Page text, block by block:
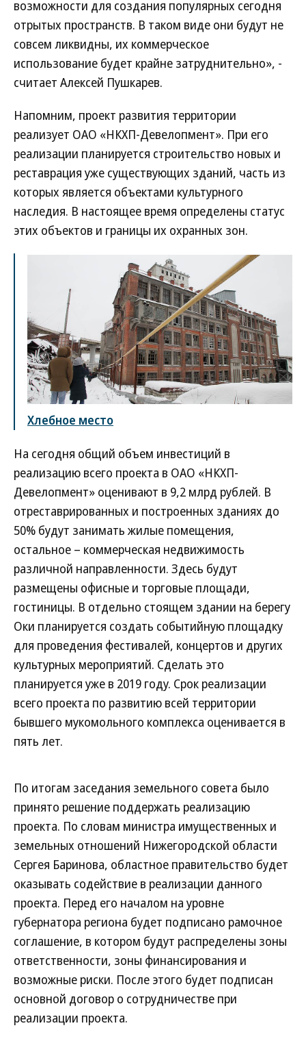
возможности для создания популярных сегодня
отрытых пространств. В таком виде они будут не
совсем ликвидны, их коммерческое
использование будет крайне затруднительно», -
считает Алексей Пушкарев.
Напомним, проект развития территории
реализует ОАО «НКХП-Девелопмент». При его
реализации планируется строительство новых и
реставрация уже существующих зданий, часть из
которых является объектами культурного
наследия. В настоящее время определены статус
этих объектов и границы их охранных зон.
Хлебное место
На сегодня общий объем инвестиций в
реализацию всего проекта в ОАО «НКХП-
Девелопмент» оценивают в 9,2 млрд рублей. В
отреставрированных и построенных зданиях до
50% будут занимать жилые помещения,
остальное – коммерческая недвижимость
различной направленности. Здесь будут
размещены офисные и торговые площади,
гостиницы. В отдельно стоящем здании на берегу
Оки планируется создать событийную площадку
для проведения фестивалей, концертов и других
культурных мероприятий. Сделать это
планируется уже в 2019 году. Срок реализации
всего проекта по развитию всей территории
бывшего мукомольного комплекса оценивается в
пять лет.
По итогам заседания земельного совета было
принято решение поддержать реализацию
проекта. По словам министра имущественных и
земельных отношений Нижегородской области
Сергея Баринова, областное правительство будет
оказывать содействие в реализации данного
проекта. Перед его началом на уровне
губернатора региона будет подписано рамочное
соглашение, в котором будут распределены зоны
ответственности, зоны финансирования и
возможные риски. После этого будет подписан
основной договор о сотрудничестве при
реализации проекта.